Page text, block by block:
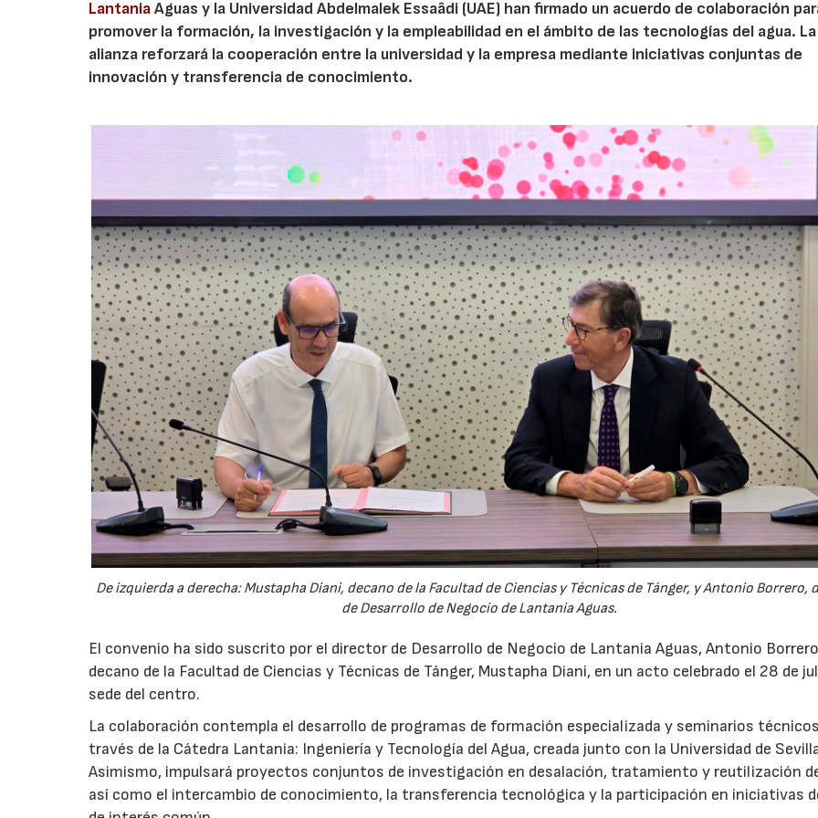
LantaniaAguas y la Universidad Abdelmalek Essaâdi (UAE) han firmado un acuerdo de colaboración
promover la formación, la investigación y la empleabilidad en el ámbito de las tecnologías del agua. La
alianza reforzará la cooperación entre la universidad y la empresa mediante iniciativas conjuntas de
innovación y transferencia de conocimiento.
De izquierda a derecha: Mustapha Diani, decano de la Facultad de Ciencias y Técnicas de Tánger, y Antonio Borrero,
de Desarrollo de Negocio de Lantania Aguas.
El convenio ha sido suscrito por el director de Desarrollo de Negocio de Lantania Aguas, Antonio
decano de la Facultad de Ciencias y Técnicas de Tánger, Mustapha Diani, en un acto celebrado el 28 de
sede del centro.
La colaboración contempla el desarrollo de programas de formación especializada y seminarios
través de la Cátedra Lantania: Ingeniería y Tecnología del Agua, creada junto con la Universidad de
Asimismo, impulsará proyectos conjuntos de investigación en desalación, tratamiento y reutilización
así como el intercambio de conocimiento, la transferencia tecnológica y la participación en iniciativas